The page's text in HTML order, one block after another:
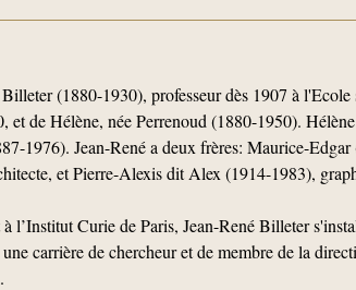
(1880-1930), professeur dès 1907 à l'Ecole
de Hélène, née Perrenoud (1880-1950).
1976). Jean-René a deux frères: Maurice-
et Pierre-Alexis dit Alex (1914-1983),
l’Institut Curie de Paris, Jean-René Billeter
carrière de chercheur et de membre de la